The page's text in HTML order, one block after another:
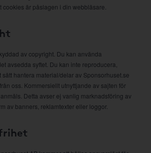
cookies är påslagen i din webbläsare.
av copyright. Du kan använda
avsedda syftet. Du kan inte reproducera,
hantera material/delar av Sponsorhuset.se
oss. Kommersiellt utnyttjande av sajten för
Detta avser ej vanlig marknadsföring av
av banners, reklamtexter eller loggor.